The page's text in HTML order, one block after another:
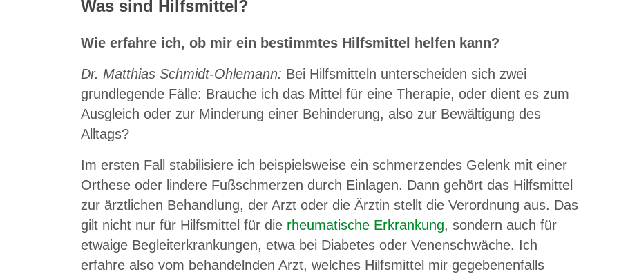
Was sind Hilfsmittel?
Wie erfahre ich, ob mir ein bestimmtes Hilfsmittel helfen kann?
Dr. Matthias Schmidt-Ohlemann: Bei Hilfsmitteln unterscheiden sich zwei
grundlegende Fälle: Brauche ich das Mittel für eine Therapie, oder dient es zum
Ausgleich oder zur Minderung einer Behinderung, also zur Bewältigung des
Alltags?
Im ersten Fall stabilisiere ich beispielsweise ein schmerzendes Gelenk mit einer
Orthese oder lindere Fußschmerzen durch Einlagen. Dann gehört das Hilfsmittel
zur ärztlichen Behandlung, der Arzt oder die Ärztin stellt die Verordnung aus. Das
gilt nicht nur für Hilfsmittel für die rheumatische Erkrankung, sondern auch für
etwaige Begleiterkrankungen, etwa bei Diabetes oder Venenschwäche. Ich
erfahre also vom behandelnden Arzt, welches Hilfsmittel mir gegebenenfalls